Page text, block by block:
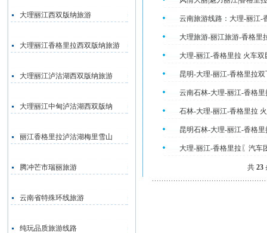
大理丽江西双版纳旅游
大理丽江香格里拉西双版纳旅游
大理丽江泸沽湖西双版纳旅游
大理丽江中甸泸沽湖西双版纳
丽江香格里拉泸沽湖梅里雪山
腾冲芒市瑞丽旅游
云南省特殊环线旅游
纯玩品质旅游线路
云南旅游线路：大理-丽江-
大理旅游-丽江旅游-香格里
大理-丽江-香格里拉 火车
昆明-大理-丽江-香格里拉
云南石林-大理-丽江-香格
石林-大理-丽江-香格里拉
昆明石林-大理-丽江-香格
大理-丽江-香格里拉〖汽车
共 23